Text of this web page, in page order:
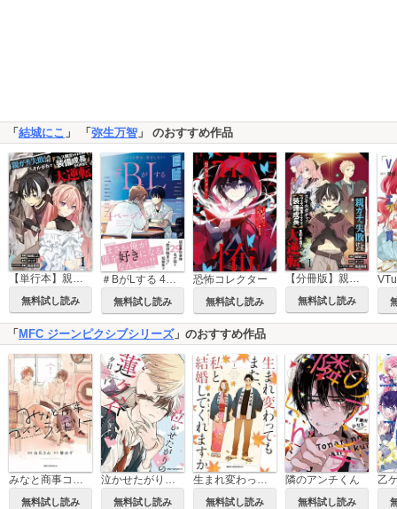
「 結城にこ 」 「 弥生万智 」 のおすすめ作品
【単行本】親ガチャ失敗したけどスキルガチャでフェス限定【装備成長】を引き当て大逆転
無料試し読み
＃BがLする 4ページアンソロジー ～そのとき僕は、恋をした！～
無料試し読み
恐怖コレクター
無料試し読み
【分冊版】親ガチャ失敗したけどスキルガチャでフェス限定【装備成長】を引き当て大逆転
無料試し読み
「 MFC ジーンピクシブシリーズ」のおすすめ作品
みなと商事コインランドリー
無料試し読み
泣かせたがりの蓮ヶ谷くん
無料試し読み
生まれ変わってもまた、私と結婚してくれますか
無料試し読み
隣のアンチくん
無料試し読み